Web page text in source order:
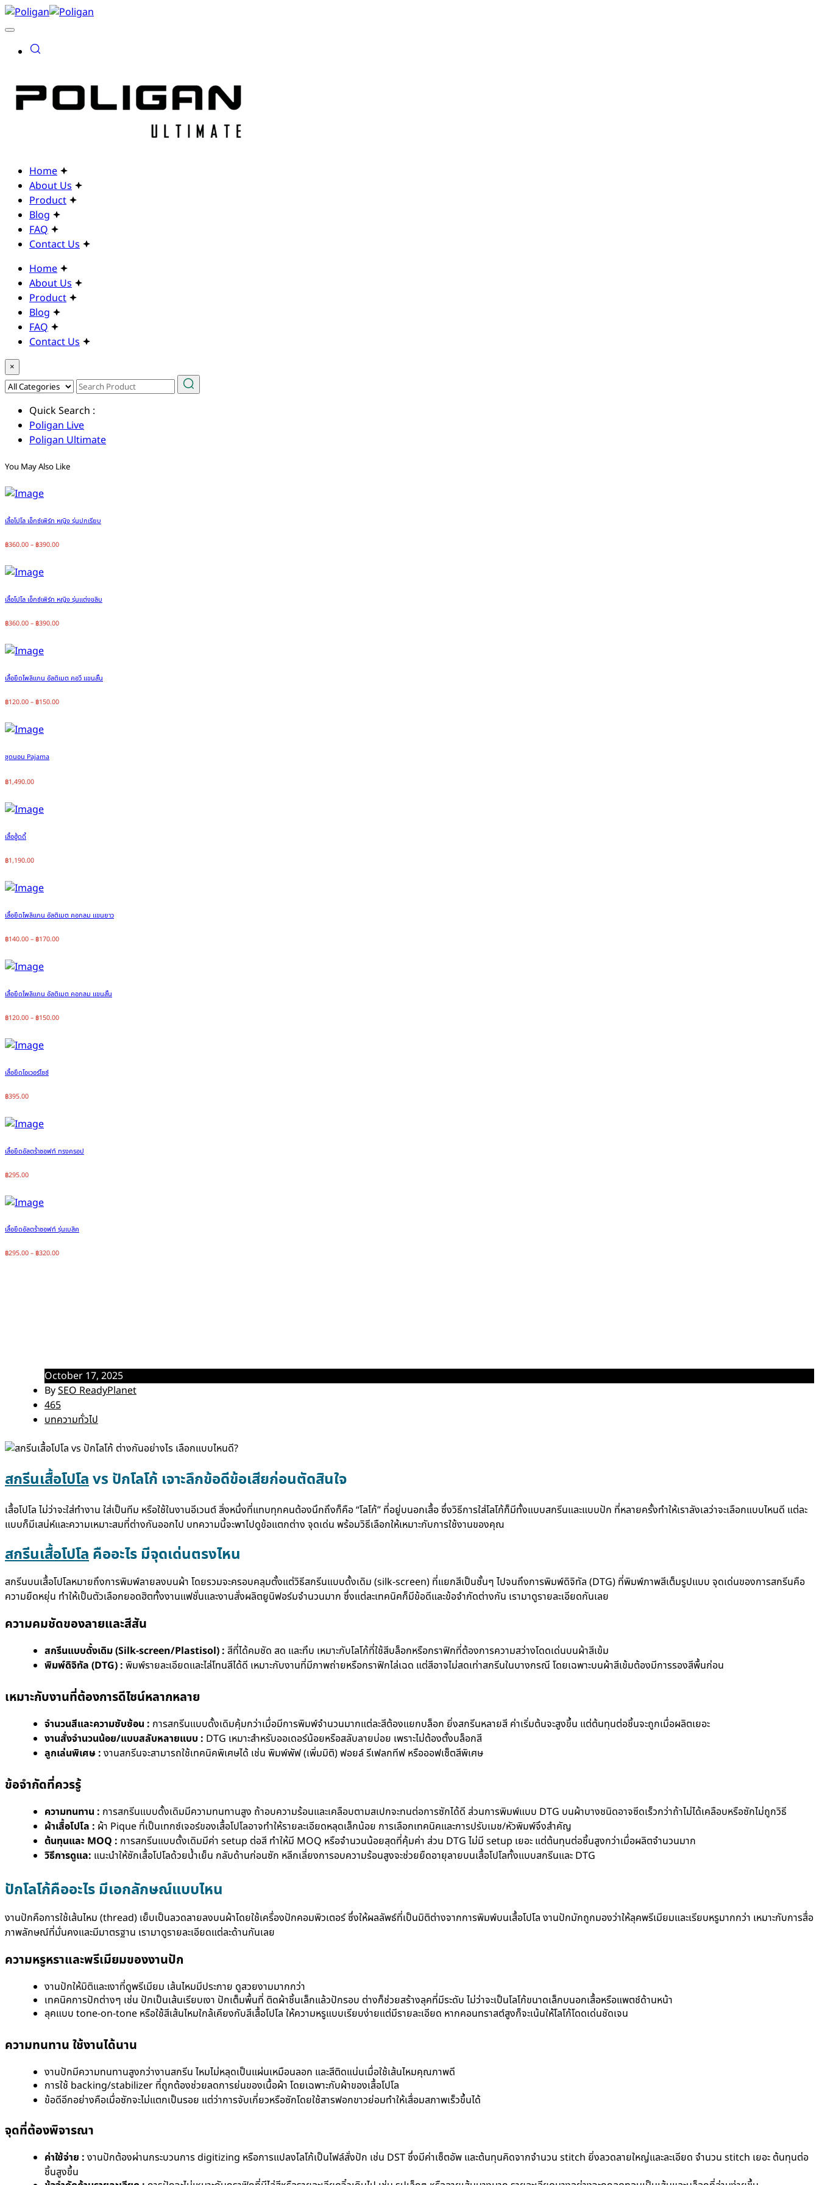
Home
About Us
Product
Blog
FAQ
Contact Us
Home
About Us
Product
Blog
FAQ
Contact Us
×
Quick Search :
Poligan Live
Poligan Ultimate
You May Also Like
เสื้อโปโล เอ็กซ์เพิร์ท หญิง รุ่นปกเรียบ
฿360.00 – ฿390.00
เสื้อโปโล เอ็กซ์เพิร์ท หญิง รุ่นแต่งขลิบ
฿360.00 – ฿390.00
เสื้อยืดโพลิแกน อัลติเมต คอวี แขนสั้น
฿120.00 – ฿150.00
ชุดนอน Pajama
฿1,490.00
เสื้อฮู้ดดี้
฿1,190.00
เสื้อยืดโพลิแกน อัลติเมต คอกลม แขนยาว
฿140.00 – ฿170.00
เสื้อยืดโพลิแกน อัลติเมต คอกลม แขนสั้น
฿120.00 – ฿150.00
เสื้อยืดโอเวอร์ไซซ์
฿395.00
เสื้อยืดอัลตร้าซอฟท์ ทรงครอป
฿295.00
เสื้อยืดอัลตร้าซอฟท์ รุ่นเบสิค
฿295.00 – ฿320.00
October 17, 2025
BySEO ReadyPlanet
465
บทความทั่วไป
สกรีนเสื้อโปโล vs ปักโลโก้ เจาะลึกข้อดีข้อเสียก่อนตัดสินใจ
เสื้อโปโล ไม่ว่าจะใส่ทำงาน ใส่เป็นทีม หรือใช้ในงานอีเวนต์ สิ่งหนึ่งที่แทบทุกคนต้องนึกถึงก็คือ “โลโก้” ที่อยู่บนอกเสื้อ ซึ่งวิธีการใส่โลโก้ก็มีทั้งแบบสกรีนและแบบปัก ที่หลายครั้งทำให้เราลังเลว่าจะเลือกแบบไหนดี แต่ละ
แบบก็มีเสน่ห์และความเหมาะสมที่ต่างกันออกไป บทความนี้จะพาไปดูข้อแตกต่าง จุดเด่น พร้อมวิธีเลือกให้เหมาะกับการใช้งานของคุณ
สกรีนเสื้อโปโล คืออะไร มีจุดเด่นตรงไหน
สกรีนบนเสื้อโปโลหมายถึงการพิมพ์ลายลงบนผ้า โดยรวมจะครอบคลุมตั้งแต่วิธีสกรีนแบบดั้งเดิม (silk-screen) ที่แยกสีเป็นชั้นๆ ไปจนถึงการพิมพ์ดิจิทัล (DTG) ที่พิมพ์ภาพสีเต็มรูปแบบ จุดเด่นของการสกรีนคือ
ความยืดหยุ่น ทำให้เป็นตัวเลือกยอดฮิตทั้งงานแฟชั่นและงานสั่งผลิตยูนิฟอร์มจำนวนมาก ซึ่งแต่ละเทคนิคก็มีข้อดีและข้อจำกัดต่างกัน เรามาดูรายละเอียดกันเลย
ความคมชัดของลายและสีสัน
สกรีนแบบดั้งเดิม (Silk-screen/Plastisol) : สีที่ได้คมชัด สด และทึบ เหมาะกับโลโก้ที่ใช้สีบล็อกหรือกราฟิกที่ต้องการความสว่างโดดเด่นบนผ้าสีเข้ม
พิมพ์ดิจิทัล (DTG) : พิมพ์รายละเอียดและไล่โทนสีได้ดี เหมาะกับงานที่มีภาพถ่ายหรือกราฟิกไล่เฉด แต่สีอาจไม่สดเท่าสกรีนในบางกรณี โดยเฉพาะบนผ้าสีเข้มต้องมีการรองสีพื้นก่อน
เหมาะกับงานที่ต้องการดีไซน์หลากหลาย
จำนวนสีและความซับซ้อน : การสกรีนแบบดั้งเดิมคุ้มกว่าเมื่อมีการพิมพ์จำนวนมากแต่ละสีต้องแยกบล็อก ยิ่งสกรีนหลายสี ค่าเริ่มต้นจะสูงขึ้น แต่ต้นทุนต่อชิ้นจะถูกเมื่อผลิตเยอะ
งานสั่งจำนวนน้อย/แบบสลับหลายแบบ : DTG เหมาะสำหรับออเดอร์น้อยหรือสลับลายบ่อย เพราะไม่ต้องตั้งบล็อกสี
ลูกเล่นพิเศษ : งานสกรีนจะสามารถใช้เทคนิคพิเศษได้ เช่น พิมพ์พัฟ (เพิ่มมิติ) ฟอยล์ รีเฟลกทีฟ หรือออฟเซ็ตสีพิเศษ
ข้อจำกัดที่ควรรู้
ความทนทาน : การสกรีนแบบดั้งเดิมมีความทนทานสูง ถ้าอบความร้อนและเคลือบตามสเปกจะทนต่อการซักได้ดี ส่วนการพิมพ์แบบ DTG บนผ้าบางชนิดอาจซีดเร็วกว่าถ้าไม่ได้เคลือบหรือซักไม่ถูกวิธี
ผ้าเสื้อโปโล : ผ้า Pique ที่เป็นเทกซ์เจอร์ของเสื้อโปโลอาจทำให้รายละเอียดหลุดเล็กน้อย การเลือกเทคนิคและการปรับเมช/หัวพิมพ์จึงสำคัญ
ต้นทุนและ MOQ : การสกรีนแบบดั้งเดิมมีค่า setup ต่อสี ทำให้มี MOQ หรือจำนวนน้อยสุดที่คุ้มค่า ส่วน DTG ไม่มี setup เยอะ แต่ต้นทุนต่อชิ้นสูงกว่าเมื่อผลิตจำนวนมาก
วิธีการดูแล: แนะนำให้ซักเสื้อโปโลด้วยน้ำเย็น กลับด้านก่อนซัก หลีกเลี่ยงการอบความร้อนสูงจะช่วยยืดอายุลายบนเสื้อโปโลทั้งแบบสกรีนและ DTG
ปักโลโก้คืออะไร มีเอกลักษณ์แบบไหน
งานปักคือการใช้เส้นไหม (thread) เย็บเป็นลวดลายลงบนผ้าโดยใช้เครื่องปักคอมพิวเตอร์ ซึ่งให้ผลลัพธ์ที่เป็นมิติต่างจากการพิมพ์บนเสื้อโปโล งานปักมักถูกมองว่าให้ลุคพรีเมียมและเรียบหรูมากกว่า เหมาะกับการสื่อ
ภาพลักษณ์ที่มั่นคงและมีมาตรฐาน เรามาดูรายละเอียดแต่ละด้านกันเลย
ความหรูหราและพรีเมียมของงานปัก
งานปักให้มิติและเงาที่ดูพรีเมียม เส้นไหมมีประกาย ดูสวยงามมากกว่า
เทคนิคการปักต่างๆ เช่น ปักเป็นเส้นเรียบเงา ปักเต็มพื้นที่ ติดผ้าชิ้นเล็กแล้วปักรอบ ต่างก็ช่วยสร้างลุคที่มีระดับ ไม่ว่าจะเป็นโลโก้ขนาดเล็กบนอกเสื้อหรือแพตช์ด้านหน้า
ลุคแบบ tone-on-tone หรือใช้สีเส้นไหมใกล้เคียงกับสีเสื้อโปโล ให้ความหรูแบบเรียบง่ายแต่มีรายละเอียด หากคอนทราสต์สูงก็จะเน้นให้โลโก้โดดเด่นชัดเจน
ความทนทาน ใช้งานได้นาน
งานปักมีความทนทานสูงกว่างานสกรีน ไหมไม่หลุดเป็นแผ่นเหมือนลอก และสีติดแน่นเมื่อใช้เส้นไหมคุณภาพดี
การใช้ backing/stabilizer ที่ถูกต้องช่วยลดการย่นของเนื้อผ้า โดยเฉพาะกับผ้าของเสื้อโปโล
ข้อดีอีกอย่างคือเมื่อซักจะไม่แตกเป็นรอย แต่ว่าการจับเกี่ยวหรือซักโดยใช้สารฟอกขาวย่อมทำให้เสื่อมสภาพเร็วขึ้นได้
จุดที่ต้องพิจารณา
ค่าใช้จ่าย : งานปักต้องผ่านกระบวนการ digitizing หรือการแปลงโลโก้เป็นไฟล์สั่งปัก เช่น DST ซึ่งมีค่าเซ็ตอัพ และต้นทุนคิดจากจำนวน stitch ยิ่งลวดลายใหญ่และละเอียด จำนวน stitch เยอะ ต้นทุนต่อ
ชิ้นสูงขึ้น